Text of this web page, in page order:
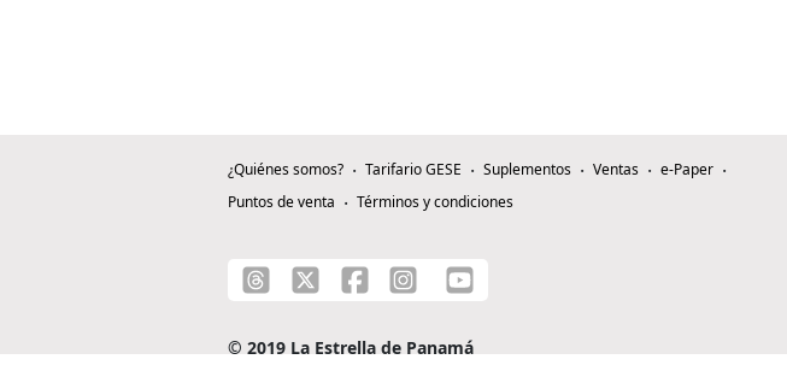
¿Quiénes somos? Tarifario GESE Suplementos Ventas
e-Paper
Puntos de venta
Términos y condiciones
© 2019 La Estrella de Panamá